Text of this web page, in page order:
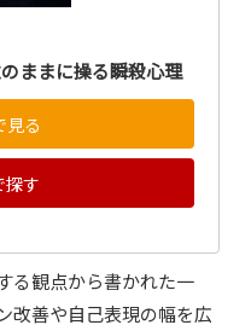
ままに操る瞬殺心理
る
探す
る観点から書かれた一
改善や自己表現の幅を広